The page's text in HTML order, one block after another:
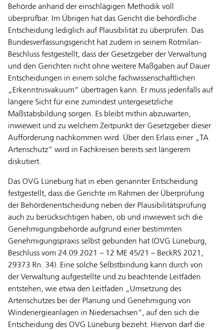
Behörde anhand der einschlägigen Methodik voll
überprüfbar. Im Übrigen hat das Gericht die behördliche
Entscheidung lediglich auf Plausibilität zu überprüfen. Das
Bundesverfassungsgericht hat zudem in seinem Rotmilan-
Beschluss festgestellt, dass der Gesetzgeber der Verwaltung
und den Gerichten nicht ohne weitere Maßgaben auf Dauer
Entscheidungen in einem solche fachwissenschaftlichen
„Erkenntnisvakuum“ übertragen kann. Er muss jedenfalls auf
längere Sicht für eine zumindest untergesetzliche
Maßstabsbildung sorgen. Es bleibt mithin abzuwarten,
inwieweit und zu welchem Zeitpunkt der Gesetzgeber dieser
Aufforderung nachkommen wird. Über den Erlass einer „TA
Artenschutz“ wird in Fachkreisen bereits seit längerem
diskutiert.
Das OVG Lüneburg hat in eben genannter Entscheidung
festgestellt, dass die Gerichte im Rahmen der Überprüfung
der Behördenentscheidung neben der Plausibilitätsprüfung
auch zu berücksichtigen haben, ob und inwieweit sich die
Genehmigungsbehörde aufgrund einer bestimmten
Genehmigungspraxis selbst gebunden hat (OVG Lüneburg,
Beschluss vom 24.09.2021 – 12 ME 45/21 – BeckRS 2021,
29373 Rn. 34). Eine solche Selbstbindung kann durch von
der Verwaltung aufgestellte und zu beachtende Leitfäden
entstehen, wie etwa den Leitfaden „Umsetzung des
Artenschutzes bei der Planung und Genehmigung von
Windenergieanlagen in Niedersachsen“, auf den sich die
Entscheidung des OVG Lüneburg bezieht. Hiervon darf die